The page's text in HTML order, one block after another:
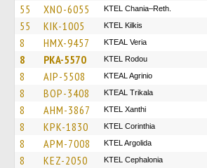
55 XNO-6055 KTEL Chania–Reth.
55 KIK-1005 KTEL Kilkis
8 HMX-9457 KTEAL Veria
8 PKA-5570 ΚΤΕL Rodou
8 AIP-5508 KTEAL Agrinio
8 BOP-3408 KTEAL Trikala
8 AHM-3867 KTEL Xanthi
8 KPK-1830 KTEL Corinthia
8 APM-7008 KTEL Argolida
8 KEZ-2050 KTEL Cephalonia